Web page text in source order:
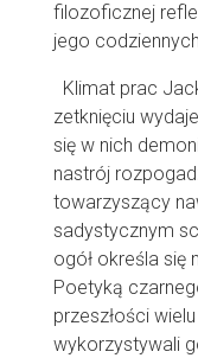
filozoficznej
jego
Klimat prac
zetknięciu
się w nich
nastrój
towarzyszący
sadystycznym
ogół określa się
Poetyką
przeszłości
wykorzystywali